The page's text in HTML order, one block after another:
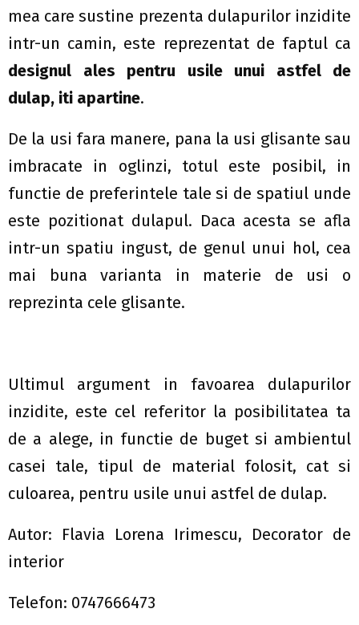
mea care sustine prezenta dulapurilor inzidite
intr-un camin, este reprezentat de faptul ca
designul ales pentru usile unui astfel de
dulap, iti apartine.
De la usi fara manere, pana la usi glisante sau
imbracate in oglinzi, totul este posibil, in
functie de preferintele tale si de spatiul unde
este pozitionat dulapul. Daca acesta se afla
intr-un spatiu ingust, de genul unui hol, cea
mai buna varianta in materie de usi o
reprezinta cele glisante.
Ultimul argument in favoarea dulapurilor
inzidite, este cel referitor la posibilitatea ta
de a alege, in functie de buget si ambientul
casei tale, tipul de material folosit, cat si
culoarea, pentru usile unui astfel de dulap.
Autor: Flavia Lorena Irimescu, Decorator de
interior
Telefon: 0747666473